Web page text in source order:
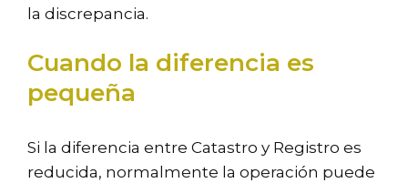
la discrepancia.
Cuando la diferencia es
pequeña
Si la diferencia entre Catastro y Registro es
reducida, normalmente la operación puede